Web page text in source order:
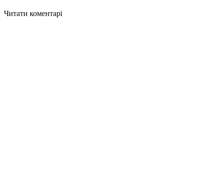
Читати коментарі